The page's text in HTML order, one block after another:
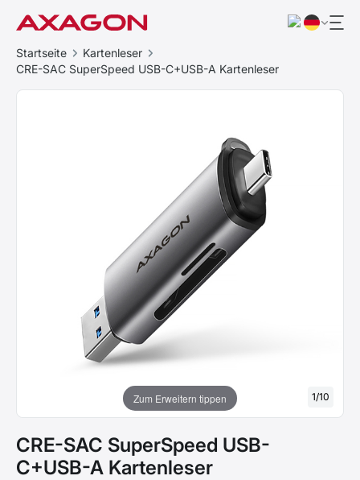
Startseite
Kartenleser
CRE-SAC SuperSpeed USB-C+USB-A Kartenleser
Zum Erweitern tippen 1/10
CRE-SAC SuperSpeed USB-
C+USB-A Kartenleser